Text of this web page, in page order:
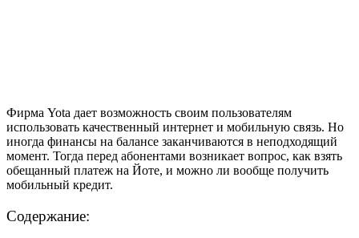
Фирма Yota дает возможность своим пользователям
использовать качественный интернет и мобильную связь. Но
иногда финансы на балансе заканчиваются в неподходящий
момент. Тогда перед абонентами возникает вопрос, как взять
обещанный платеж на Йоте, и можно ли вообще получить
мобильный кредит.
Содержание: